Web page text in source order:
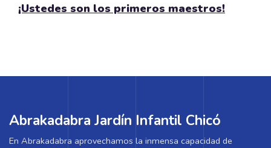
¡Ustedes son los primeros maestros!
Abrakadabra Jardín Infantil Chicó
En Abrakadabra aprovechamos la inmensa capacidad de